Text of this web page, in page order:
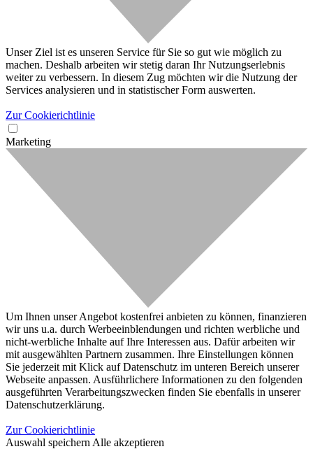
Unser Ziel ist es unseren Service für Sie so gut wie möglich zu
machen. Deshalb arbeiten wir stetig daran Ihr Nutzungserlebnis
weiter zu verbessern. In diesem Zug möchten wir die Nutzung der
Services analysieren und in statistischer Form auswerten.
Zur Cookierichtlinie
Marketing
Um Ihnen unser Angebot kostenfrei anbieten zu können, finanzieren
wir uns u.a. durch Werbeeinblendungen und richten werbliche und
nicht-werbliche Inhalte auf Ihre Interessen aus. Dafür arbeiten wir
mit ausgewählten Partnern zusammen. Ihre Einstellungen können
Sie jederzeit mit Klick auf Datenschutz im unteren Bereich unserer
Webseite anpassen. Ausführlichere Informationen zu den folgenden
ausgeführten Verarbeitungszwecken finden Sie ebenfalls in unserer
Datenschutzerklärung.
Zur Cookierichtlinie
Auswahl speichern Alle akzeptieren